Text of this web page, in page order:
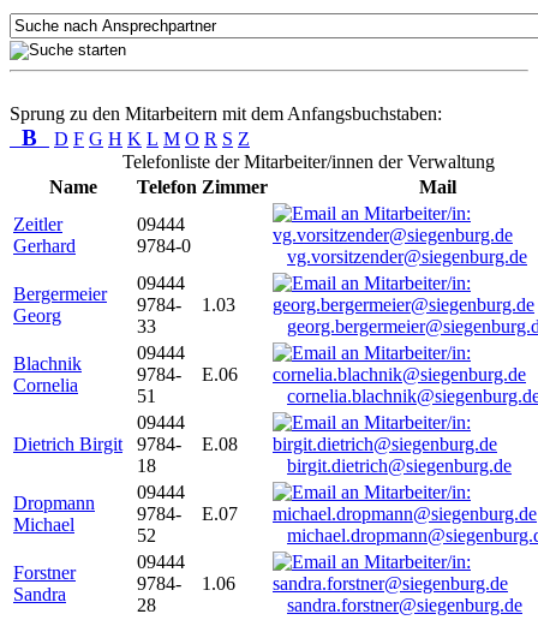
Sprung zu den Mitarbeitern mit dem Anfangsbuchstaben:
B D F G H K L M O R S Z
Telefonliste der Mitarbeiter/innen der Verwaltung
Name
Telefon Zimmer
Mail
Zeitler
Gerhard
09444
9784-0
vg.vorsitzender@siegenburg.de
Bergermeier
Georg
09444
9784-
33
1.03
Blachnik
Cornelia
09444
9784-
51
E.06
Dietrich Birgit
09444
9784-
18
E.08
birgit.dietrich@siegenburg.de
Dropmann
Michael
09444
9784-
52
E.07
Forstner
Sandra
09444
9784-
28
1.06
sandra.forstner@siegenburg.de